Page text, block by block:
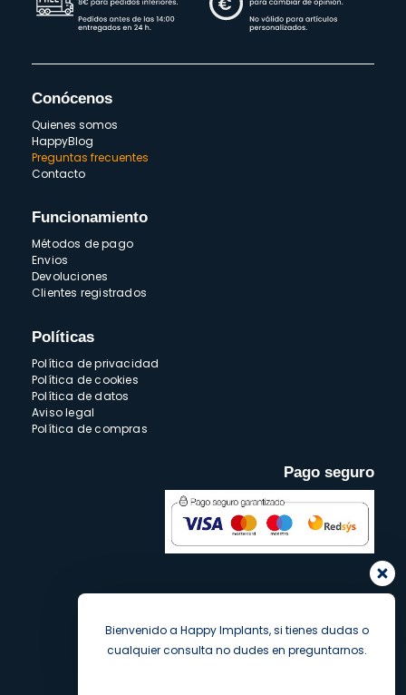
Conócenos
Quienes somos
HappyBlog
Preguntas frecuentes
Contacto
Funcionamiento
Métodos de pago
Envios
Devoluciones
Clientes registrados
Políticas
Política de privacidad
Política de cookies
Política de datos
Aviso legal
Política de compras
Pago seguro
Bienvenido a Happy Implants, si tienes dudas o
cualquier consulta no dudes en preguntarnos.